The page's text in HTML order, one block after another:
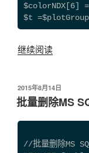
$colorNDX[6]
$t
继续阅读
义
Chart
的
色”
发
布
于
2015年8月14日
批量删除MS
//批量删除MS